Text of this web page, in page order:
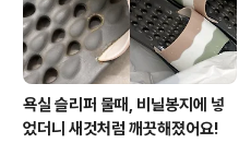
있어서 부..
욕실 슬리퍼 물때, 비닐봉지에 넣
었더니 새것처럼 깨끗해졌어요!